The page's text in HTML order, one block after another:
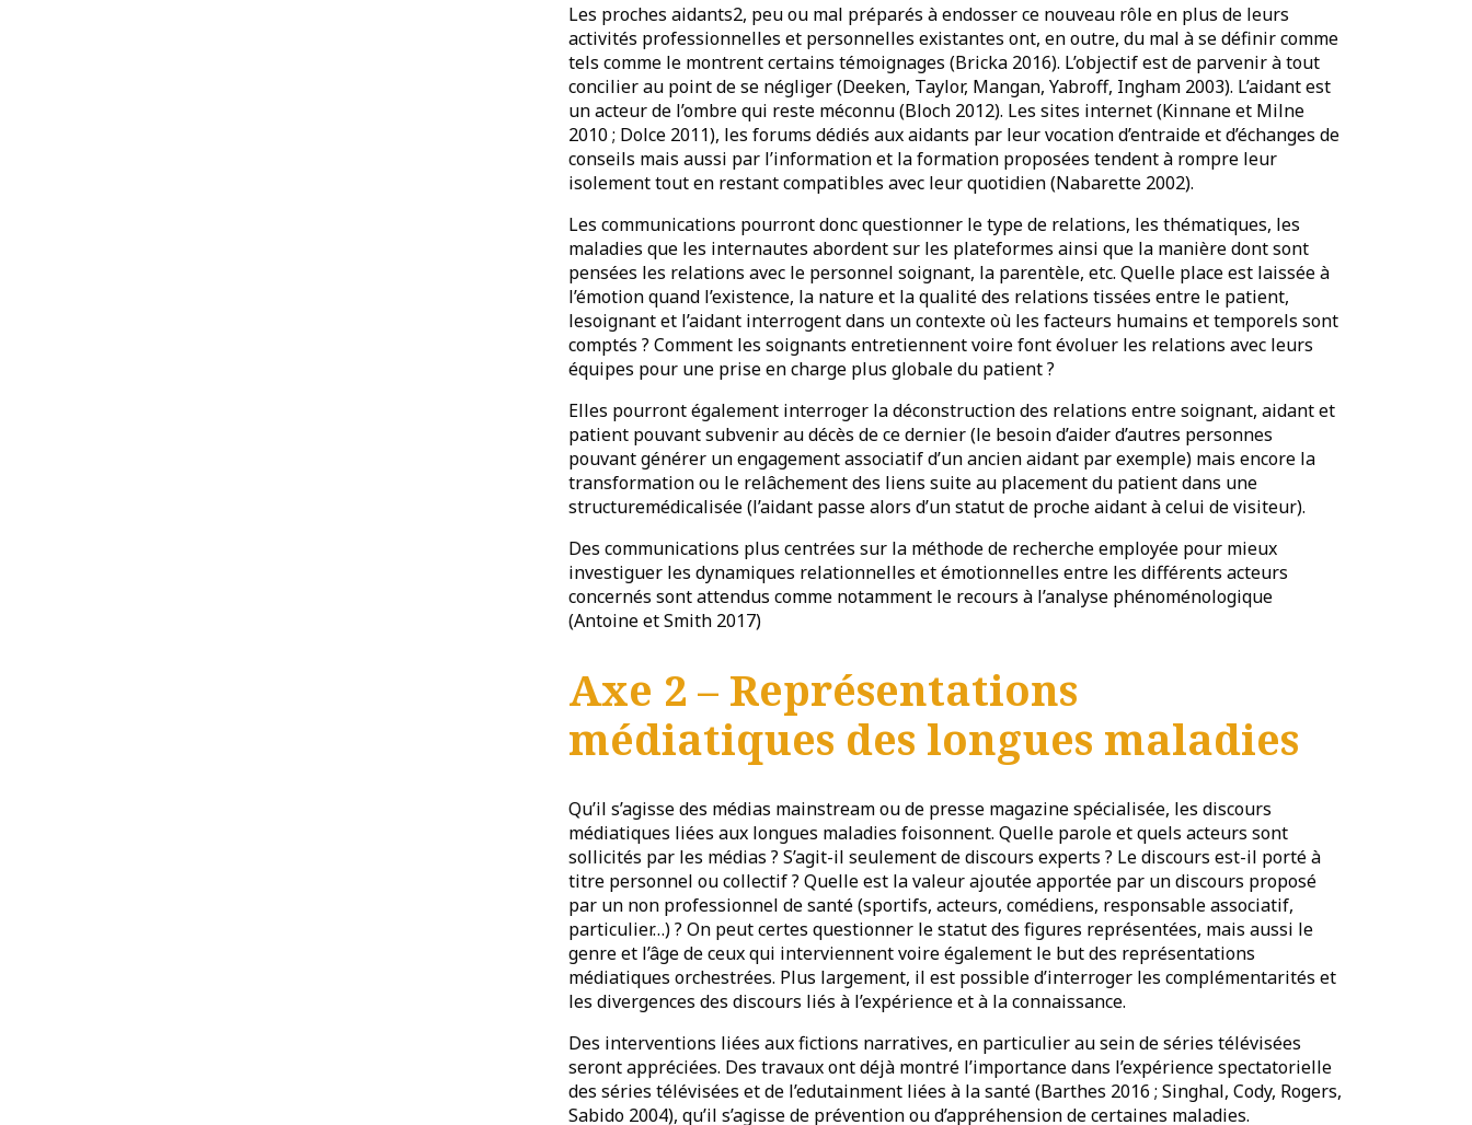
Les proches aidants2, peu ou mal préparés à endosser ce nouveau rôle en plus de leurs
activités professionnelles et personnelles existantes ont, en outre, du mal à se définir comme
tels comme le montrent certains témoignages (Bricka 2016). L’objectif est de parvenir à tout
concilier au point de se négliger (Deeken, Taylor, Mangan, Yabroff, Ingham 2003). L’aidant est
un acteur de l’ombre qui reste méconnu (Bloch 2012). Les sites internet (Kinnane et Milne
2010 ; Dolce 2011), les forums dédiés aux aidants par leur vocation d’entraide et d’échanges de
conseils mais aussi par l’information et la formation proposées tendent à rompre leur
isolement tout en restant compatibles avec leur quotidien (Nabarette 2002).
Les communications pourront donc questionner le type de relations, les thématiques, les
maladies que les internautes abordent sur les plateformes ainsi que la manière dont sont
pensées les relations avec le personnel soignant, la parentèle, etc. Quelle place est laissée à
l’émotion quand l’existence, la nature et la qualité des relations tissées entre le patient,
lesoignant et l’aidant interrogent dans un contexte où les facteurs humains et temporels sont
comptés ? Comment les soignants entretiennent voire font évoluer les relations avec leurs
équipes pour une prise en charge plus globale du patient ?
Elles pourront également interroger la déconstruction des relations entre soignant, aidant et
patient pouvant subvenir au décès de ce dernier (le besoin d’aider d’autres personnes
pouvant générer un engagement associatif d’un ancien aidant par exemple) mais encore la
transformation ou le relâchement des liens suite au placement du patient dans une
structuremédicalisée (l’aidant passe alors d’un statut de proche aidant à celui de visiteur).
Des communications plus centrées sur la méthode de recherche employée pour mieux
investiguer les dynamiques relationnelles et émotionnelles entre les différents acteurs
concernés sont attendus comme notamment le recours à l’analyse phénoménologique
(Antoine et Smith 2017)
Axe 2 – Représentations
médiatiques des longues maladies
Qu’il s’agisse des médias mainstream ou de presse magazine spécialisée, les discours
médiatiques liées aux longues maladies foisonnent. Quelle parole et quels acteurs sont
sollicités par les médias ? S’agit-il seulement de discours experts ? Le discours est-il porté à
titre personnel ou collectif ? Quelle est la valeur ajoutée apportée par un discours proposé
par un non professionnel de santé (sportifs, acteurs, comédiens, responsable associatif,
particulier…) ? On peut certes questionner le statut des figures représentées, mais aussi le
genre et l’âge de ceux qui interviennent voire également le but des représentations
médiatiques orchestrées. Plus largement, il est possible d’interroger les complémentarités et
les divergences des discours liés à l’expérience et à la connaissance.
Des interventions liées aux fictions narratives, en particulier au sein de séries télévisées
seront appréciées. Des travaux ont déjà montré l’importance dans l’expérience spectatorielle
des séries télévisées et de l’edutainment liées à la santé (Barthes 2016 ; Singhal, Cody, Rogers,
Sabido 2004), qu’il s’agisse de prévention ou d’appréhension de certaines maladies.